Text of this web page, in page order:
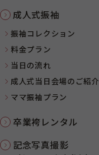
成人式振袖
振袖コレクション
料金プラン
当日の流れ
成人式当日会場のご紹介
ママ振袖プラン
卒業袴レンタル
記念写真撮影